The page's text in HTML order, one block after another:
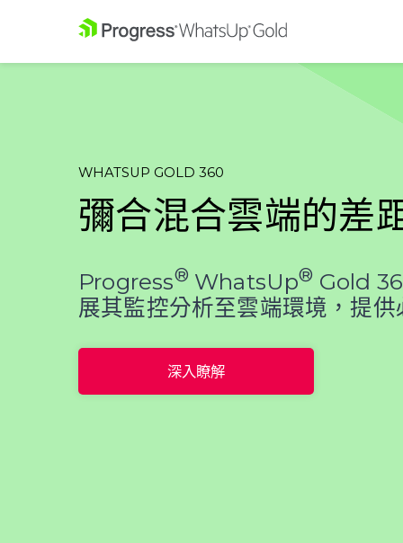
WHATSUP GOLD 360
彌合混合雲端的差
Progress® WhatsUp® Gold
展其監控分析至雲端環境，提
深入瞭解